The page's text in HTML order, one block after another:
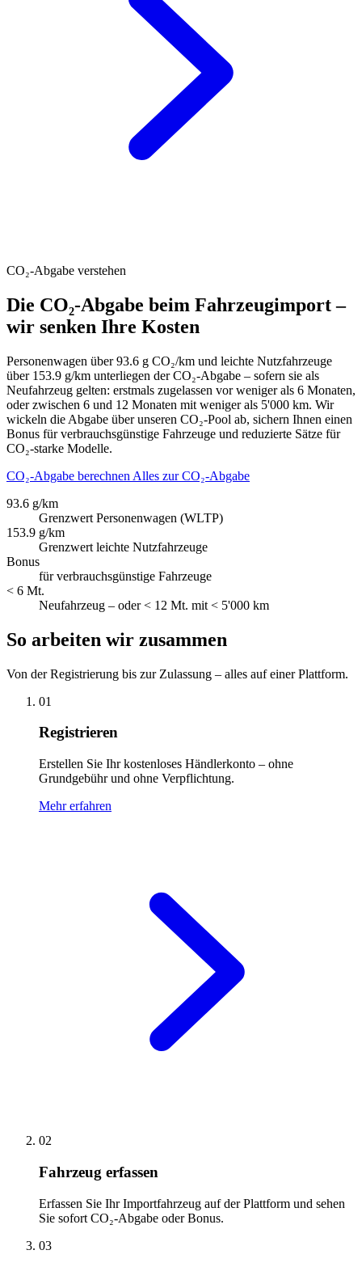
CO₂-Abgabe verstehen
Die CO₂-Abgabe beim Fahrzeugimport –
wir senken Ihre Kosten
Personenwagen über 93.6 g CO₂/km und leichte Nutzfahrzeuge
über 153.9 g/km unterliegen der CO₂-Abgabe – sofern sie als
Neufahrzeug gelten: erstmals zugelassen vor weniger als 6 Monaten,
oder zwischen 6 und 12 Monaten mit weniger als 5'000 km. Wir
wickeln die Abgabe über unseren CO₂-Pool ab, sichern Ihnen einen
Bonus für verbrauchsgünstige Fahrzeuge und reduzierte Sätze für
CO₂-starke Modelle.
CO₂-Abgabe berechnen Alles zur CO₂-Abgabe
93.6 g/km
Grenzwert Personenwagen (WLTP)
153.9 g/km
Grenzwert leichte Nutzfahrzeuge
Bonus
für verbrauchsgünstige Fahrzeuge
< 6 Mt.
Neufahrzeug – oder < 12 Mt. mit < 5'000 km
So arbeiten wir zusammen
Von der Registrierung bis zur Zulassung – alles auf einer Plattform.
01
Registrieren
Erstellen Sie Ihr kostenloses Händlerkonto – ohne
Grundgebühr und ohne Verpflichtung.
Mehr erfahren
02
Fahrzeug erfassen
Erfassen Sie Ihr Importfahrzeug auf der Plattform und sehen
Sie sofort CO₂-Abgabe oder Bonus.
03